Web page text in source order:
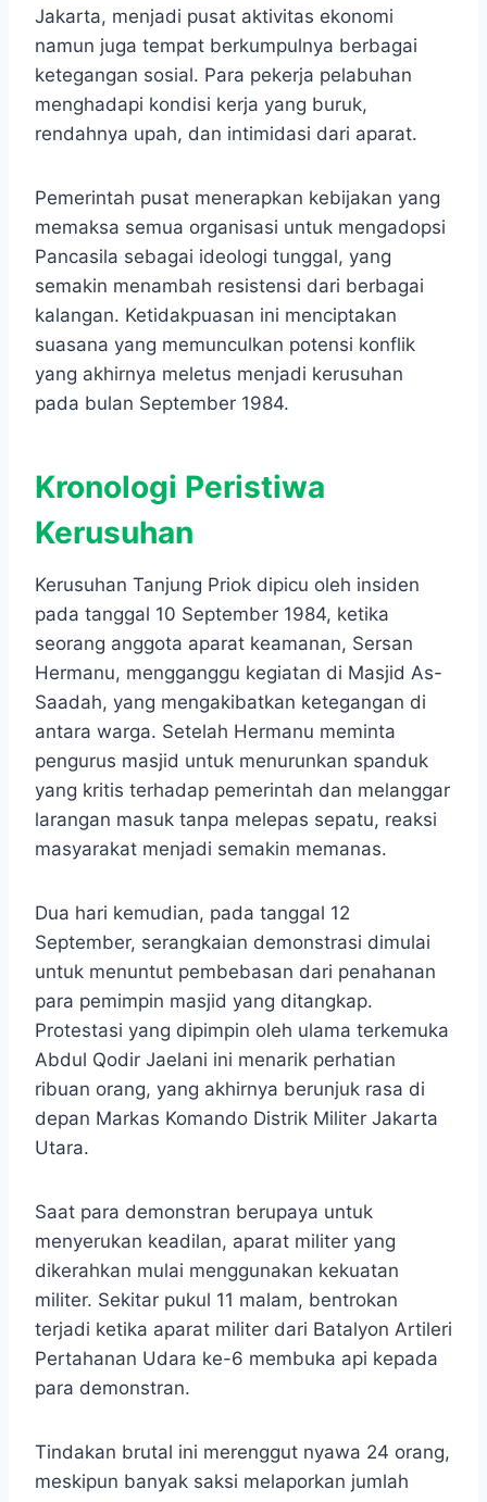
Jakarta, menjadi pusat aktivitas ekonomi
namun juga tempat berkumpulnya berbagai
ketegangan sosial. Para pekerja pelabuhan
menghadapi kondisi kerja yang buruk,
rendahnya upah, dan intimidasi dari aparat.
Pemerintah pusat menerapkan kebijakan yang
memaksa semua organisasi untuk mengadopsi
Pancasila sebagai ideologi tunggal, yang
semakin menambah resistensi dari berbagai
kalangan. Ketidakpuasan ini menciptakan
suasana yang memunculkan potensi konflik
yang akhirnya meletus menjadi kerusuhan
pada bulan September 1984.
Kronologi Peristiwa
Kerusuhan
Kerusuhan Tanjung Priok dipicu oleh insiden
pada tanggal 10 September 1984, ketika
seorang anggota aparat keamanan, Sersan
Hermanu, mengganggu kegiatan di Masjid As-
Saadah, yang mengakibatkan ketegangan di
antara warga. Setelah Hermanu meminta
pengurus masjid untuk menurunkan spanduk
yang kritis terhadap pemerintah dan melanggar
larangan masuk tanpa melepas sepatu, reaksi
masyarakat menjadi semakin memanas.
Dua hari kemudian, pada tanggal 12
September, serangkaian demonstrasi dimulai
untuk menuntut pembebasan dari penahanan
para pemimpin masjid yang ditangkap.
Protestasi yang dipimpin oleh ulama terkemuka
Abdul Qodir Jaelani ini menarik perhatian
ribuan orang, yang akhirnya berunjuk rasa di
depan Markas Komando Distrik Militer Jakarta
Utara.
Saat para demonstran berupaya untuk
menyerukan keadilan, aparat militer yang
dikerahkan mulai menggunakan kekuatan
militer. Sekitar pukul 11 malam, bentrokan
terjadi ketika aparat militer dari Batalyon Artileri
Pertahanan Udara ke-6 membuka api kepada
para demonstran.
Tindakan brutal ini merenggut nyawa 24 orang,
meskipun banyak saksi melaporkan jumlah